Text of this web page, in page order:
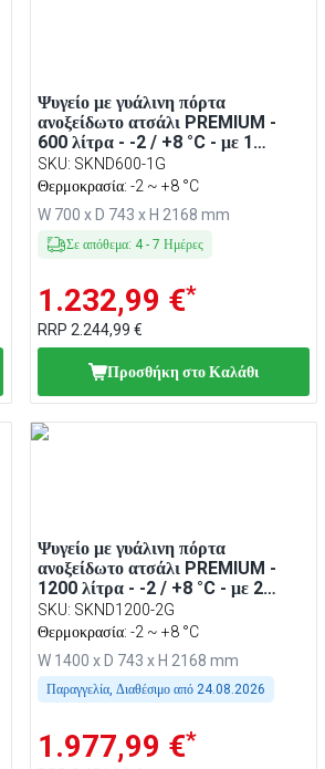
Ψυγείο με γυάλινη πόρτα
ανοξείδωτο ατσάλι PREMIUM -
600 λίτρα - -2 / +8 °C - με 1
γυάλινη πόρτα - Βεβιασμένης
κυκλοφορίας, Αυτόματη απόψυξη,
LED φωτισμός, Κλειδαριά, R290
SKU: SKND600-1G
Θερμοκρασία: -2 ~ +8 °C
W 700 x D 743 x H 2168 mm
Σε απόθεμα: 4-7 Ημέρες
1.232,99 €*
RRP2.244,99 €
Προσθήκη στο Καλάθι
Ψυγείο με γυάλινη πόρτα
ανοξείδωτο ατσάλι PREMIUM -
1200 λίτρα - -2 / +8 °C - με 2
γυάλινες πόρτες - Βεβιασμένης
κυκλοφορίας, Αυτόματη απόψυξη,
LED, Κλειδαριά, R290
SKU: SKND1200-2G
Θερμοκρασία: -2 ~ +8 °C
W 1400 x D 743 x H 2168 mm
Παραγγελία, Διαθέσιμο από24.08.2026
1.977,99 €*